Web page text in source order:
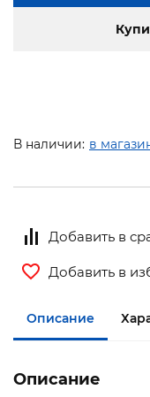
В наличии: в
Добавить в
Добавить в
Описание
Описание